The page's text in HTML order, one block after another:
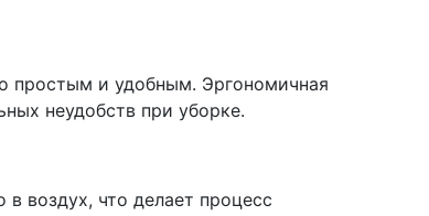
простым и удобным. Эргономичная
неудобств при уборке.
воздух, что делает процесс